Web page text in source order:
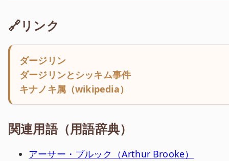
🔗リンク
ダージリン
ダージリンとシッキム事件
キナノキ属（wikipedia）
関連用語（用語辞典）
アーサー・ブルック（Arthur Brooke）